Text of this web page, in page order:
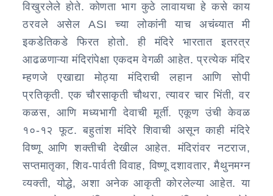
विखुरलेले होते. कोणता भाग कुठे लावायचा हे कसे काय
ठरवले असेल ASI च्या लोकांनी याच अचंब्यात मी
इकडेतिकडे फिरत होतो. ही मंदिरे भारतात इतरत्र
आढळणाऱ्या मंदिरांपेक्षा एकदम वेगळी आहेत. प्रत्येक मंदिर
म्हणजे एखाद्या मोठ्या मंदिराची लहान आणि सोपी
प्रतिकृती. एक चौरसाकृती चौथरा, त्यावर चार भिंती, वर
कळस, आणि मध्यभागी देवाची मूर्ती. एकूण उंची केवळ
१०-१२ फूट. बहुतांश मंदिरे शिवाची असून काही मंदिरे
विष्णू आणि शक्तीची देखील आहेत. मंदिरांवर नटराज,
सप्तमातृका, शिव-पार्वती विवाह, विष्णू दशावतार, मैथुनमग्न
व्यक्ती, योद्धे, अशा अनेक आकृती कोरलेल्या आहेत. या